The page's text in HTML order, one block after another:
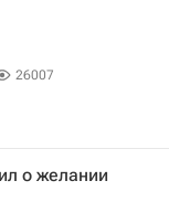
26007
о желании